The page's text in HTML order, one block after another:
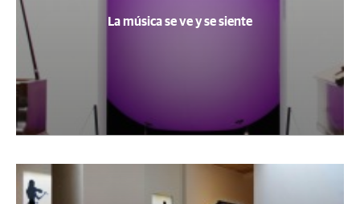
La música se ve y se siente